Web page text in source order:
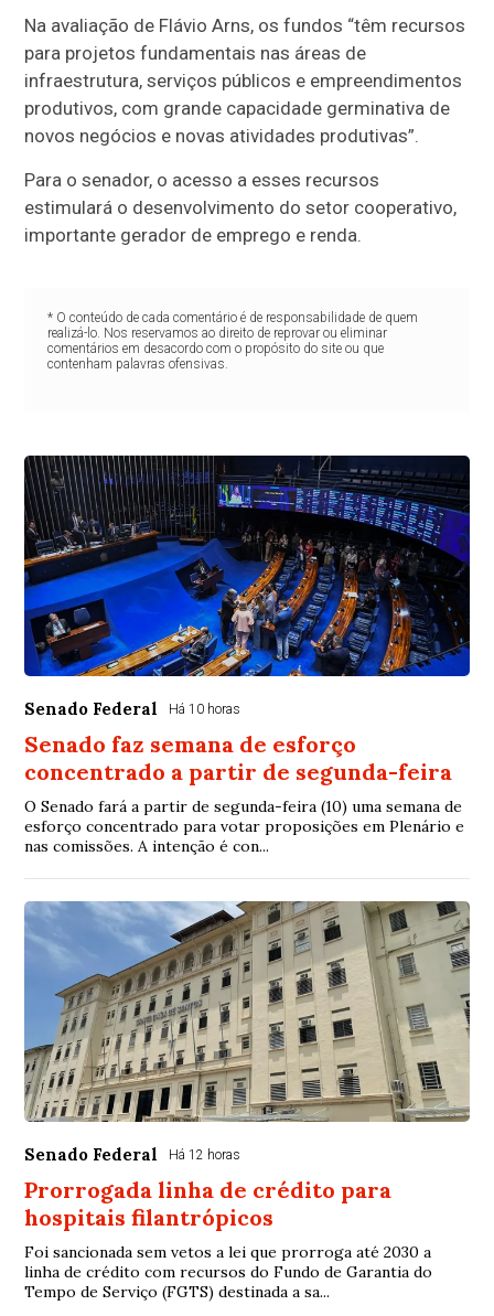
Na avaliação de Flávio Arns, os fundos “têm recursos
para projetos fundamentais nas áreas de
infraestrutura, serviços públicos e empreendimentos
produtivos, com grande capacidade germinativa de
novos negócios e novas atividades produtivas”.
Para o senador, o acesso a esses recursos
estimulará o desenvolvimento do setor cooperativo,
importante gerador de emprego e renda.
* O conteúdo de cada comentário é de responsabilidade de quem
realizá-lo. Nos reservamos ao direito de reprovar ou eliminar
comentários em desacordo com o propósito do site ou que
contenham palavras ofensivas.
Senado Federal Há 10 horas
Senado faz semana de esforço
concentrado a partir de segunda-feira
O Senado fará a partir de segunda-feira (10) uma semana de
esforço concentrado para votar proposições em Plenário e
nas comissões. A intenção é con...
Senado Federal Há 12 horas
Prorrogada linha de crédito para
hospitais filantrópicos
Foi sancionada sem vetos a lei que prorroga até 2030 a
linha de crédito com recursos do Fundo de Garantia do
Tempo de Serviço (FGTS) destinada a sa...